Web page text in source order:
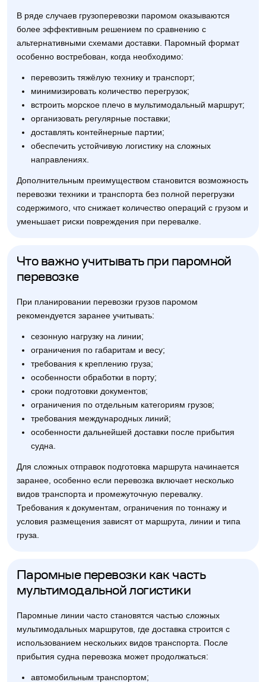
В ряде случаев грузоперевозки паромом оказываются
более эффективным решением по сравнению с
альтернативными схемами доставки. Паромный формат
особенно востребован, когда необходимо:
перевозить тяжёлую технику и транспорт;
минимизировать количество перегрузок;
встроить морское плечо в мультимодальный маршрут;
организовать регулярные поставки;
доставлять контейнерные партии;
обеспечить устойчивую логистику на сложных
направлениях.
Дополнительным преимуществом становится возможность
перевозки техники и транспорта без полной перегрузки
содержимого, что снижает количество операций с грузом и
уменьшает риски повреждения при перевалке.
Что важно учитывать при паромной
перевозке
При планировании перевозки грузов паромом
рекомендуется заранее учитывать:
сезонную нагрузку на линии;
ограничения по габаритам и весу;
требования к креплению груза;
особенности обработки в порту;
сроки подготовки документов;
ограничения по отдельным категориям грузов;
требования международных линий;
особенности дальнейшей доставки после прибытия
судна.
Для сложных отправок подготовка маршрута начинается
заранее, особенно если перевозка включает несколько
видов транспорта и промежуточную перевалку.
Требования к документам, ограничения по тоннажу и
условия размещения зависят от маршрута, линии и типа
груза.
Паромные перевозки как часть
мультимодальной логистики
Паромные линии часто становятся частью сложных
мультимодальных маршрутов, где доставка строится с
использованием нескольких видов транспорта. После
прибытия судна перевозка может продолжаться:
автомобильным транспортом;